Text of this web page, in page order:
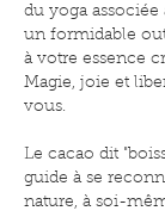
du yoga associée
un formidable
à votre essence
Magie, joie et
vous.
Le cacao dit
guide à se
nature, à soi-